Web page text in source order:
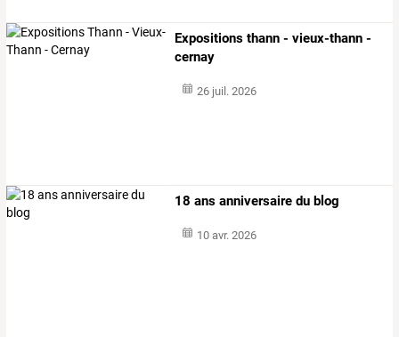
Expositions thann - vieux-thann -
cernay
26 juil. 2026
18 ans anniversaire du blog
10 avr. 2026